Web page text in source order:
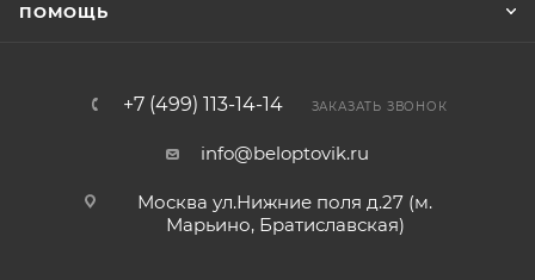
ПОМОЩЬ
+7 (499) 113-14-14 ЗАКАЗАТЬ ЗВОНОК
info@beloptovik.ru
Москва ул.Нижние поля д.27 (м.
Марьино, Братиславская)